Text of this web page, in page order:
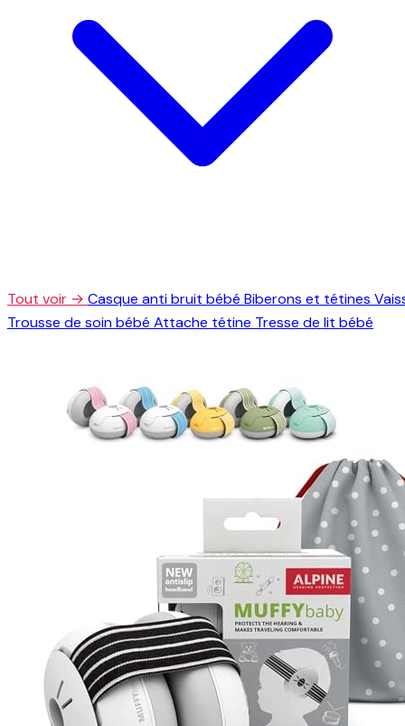
Tout voir → Casque anti bruit bébé Biberons et tétines
Trousse de soin bébé Attache tétine Tresse de lit bébé